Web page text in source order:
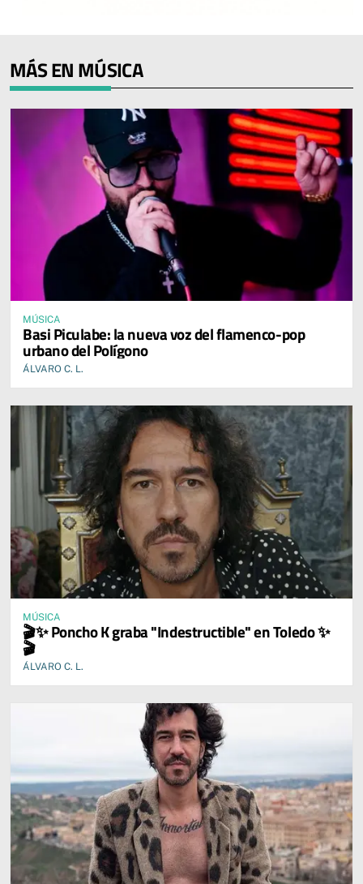
MÁS EN MÚSICA
MÚSICA
Basi Piculabe: la nueva voz del flamenco-pop
urbano del Polígono
ÁLVARO C. L.
MÚSICA
🎬✨ Poncho K graba "Indestructible" en Toledo ✨
🎬
ÁLVARO C. L.